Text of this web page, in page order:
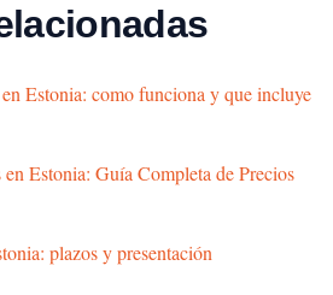
Estonia: como funciona y que incluye
Estonia: Guía Completa de Precios
plazos y presentación